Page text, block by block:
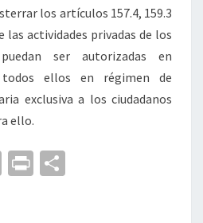
los artículos 157.4, 159.3
las actividades privadas de los
ser autorizadas en
todos ellos en régimen de
exclusiva a los ciudadanos
ello.
E
Pr